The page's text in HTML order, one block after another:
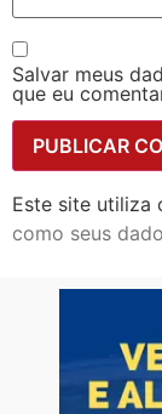
Salvar meus
que eu
Este site utiliza
como seus